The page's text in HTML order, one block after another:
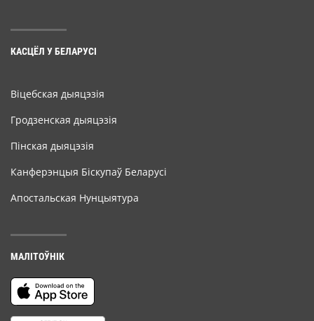
КАСЦЁЛ У БЕЛАРУСІ
Віцебская дыяцэзія
Гродзенская дыяцэзія
Пінская дыяцэзія
Канферэнцыя Біскупаў Беларусі
Апостальская Нунцыятура
МАЛІТОЎНІК